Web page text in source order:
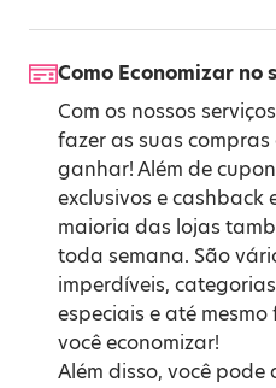
Como Economizar no
Com os nossos
fazer as suas compras
ganhar! Além de
exclusivos e cashback
maioria das lojas
toda semana. São
imperdíveis,
especiais e até
você economizar!
Além disso, você